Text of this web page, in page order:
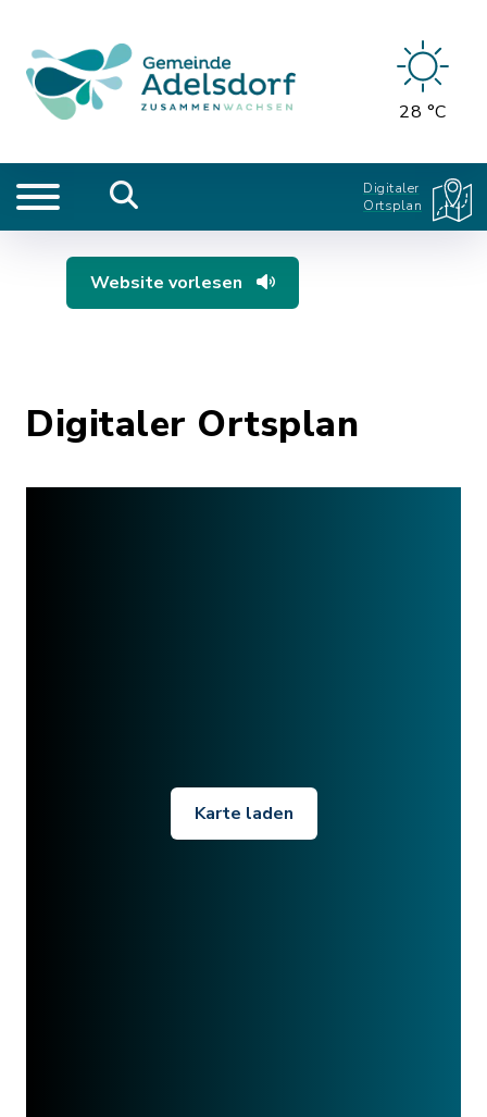
28 °C
Digitaler
Ortsplan
Website vorlesen
Digitaler Ortsplan
Karte laden